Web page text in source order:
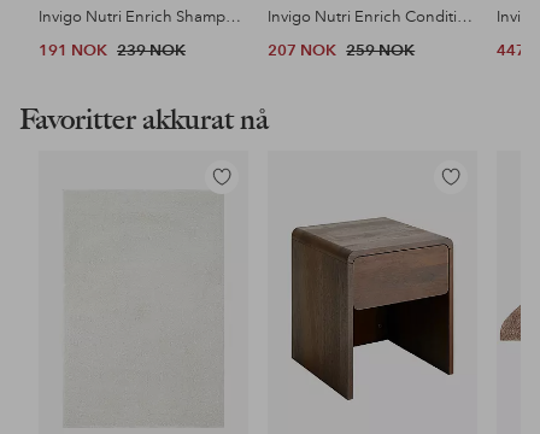
Invigo Nutri Enrich Shampoo Dry Hair
191 NOK 239 NOK
Invigo Nutri Enrich Conditioner Dry Hair
207 NOK 259 NOK 447
Favoritter akkurat nå
Legg
Legg
favoritter